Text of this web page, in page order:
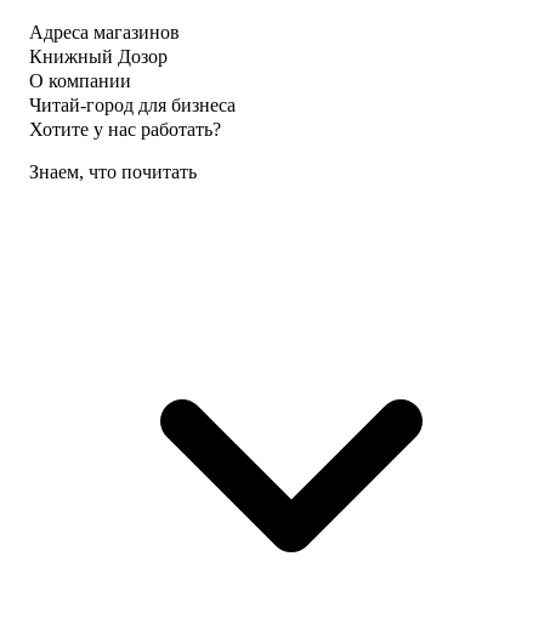
Адреса магазинов
Книжный Дозор
О компании
Читай-город для бизнеса
Хотите у нас работать?
Знаем, что почитать